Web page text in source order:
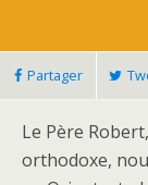
Partager
Le Père
orthodoxe,